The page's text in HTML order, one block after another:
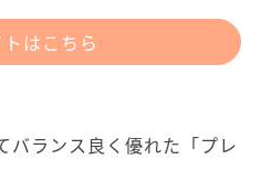
はこちら
バランス良く優れた「プレ